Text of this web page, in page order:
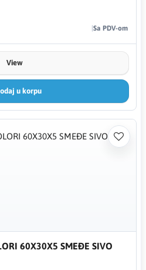
Sa PDV-om
View
u korpu
60X30X5 SMEĐE SIVO